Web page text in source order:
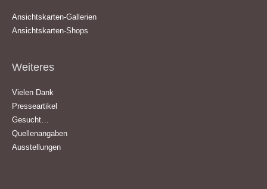
Ansichtskarten-Gallerien
Ansichtskarten-Shops
Weiteres
Vielen Dank
Presseartikel
Gesucht…
Quellenangaben
Ausstellungen